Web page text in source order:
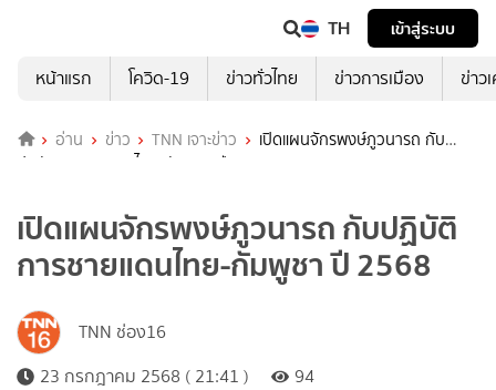
TH
เข้าสู่ระบบ
หน้าแรก
โควิด-19 ข่าวทั่วไทย ข่าวการเมือง ข่าว
อ่าน ข่าว TNN เจาะข่าว
เปิดแผนจักรพงษ์ภูวนารถ กับ
ปฏิบัติการชายแดนไทย-กัมพูชา ปี 2568
เปิดแผนจักรพงษ์ภูวนารถ กับปฏิบัติ
การชายแดนไทย-กัมพูชา ปี 2568
TNN ช่อง16
23 กรกฎาคม 2568 ( 21:41 )
94